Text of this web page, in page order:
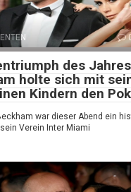
des
holte sich mit
Kindern den
war dieser Abend ein
Verein Inter Miami